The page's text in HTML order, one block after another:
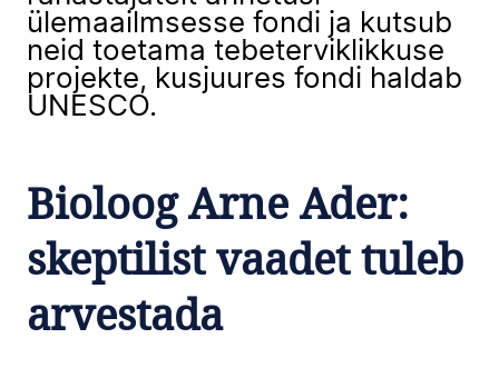
ülemaailmsesse fondi ja kutsub
neid toetama tebeterviklikkuse
projekte, kusjuures fondi haldab
UNESCO.
Bioloog Arne Ader:
skeptilist vaadet tuleb
arvestada